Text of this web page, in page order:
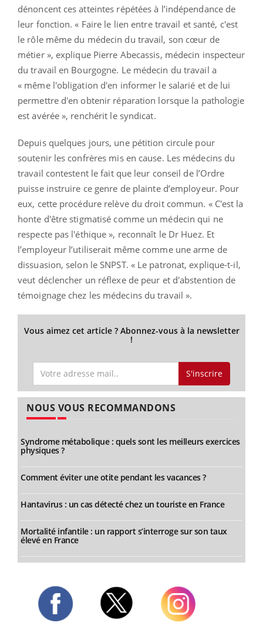
dénoncent ces atteintes répétées à l’indépendance de
leur fonction. « Faire le lien entre travail et santé, c'est
le rôle même du médecin du travail, son cœur de
métier », explique Pierre Abecassis, médecin inspecteur
du travail en Bourgogne. Le médecin du travail a
« même l'obligation d'en informer le salarié et de lui
permettre d'en obtenir réparation lorsque la pathologie
est avérée », renchérit le syndicat.
Depuis quelques jours, une pétition circule pour
soutenir les confrères mis en cause. Les médecins du
travail contestent le fait que leur conseil de l’Ordre
puisse instruire ce genre de plainte d’employeur. Pour
eux, cette procédure relève du droit commun. « C'est la
honte d'être stigmatisé comme un médecin qui ne
respecte pas l'éthique », reconnaît le Dr Huez. Et
l’employeur l’utiliserait même comme une arme de
dissuasion, selon le SNPST. « Le patronat, explique-t-il,
veut déclencher un réflexe de peur et d'abstention de
témoignage chez les médecins du travail ».
Vous aimez cet article ? Abonnez-vous à la newsletter
!
S'inscrire
NOUS VOUS RECOMMANDONS
Syndrome métabolique : quels sont les meilleurs exercices
physiques ?
Comment éviter une otite pendant les vacances ?
Hantavirus : un cas détecté chez un touriste en France
Mortalité infantile : un rapport s’interroge sur son taux
élevé en France